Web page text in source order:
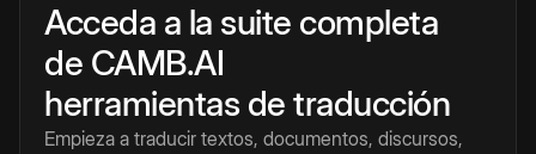
Acceda a la suite completa
de CAMB.AI
herramientas de traducción
Empieza a traducir textos, documentos, discursos,